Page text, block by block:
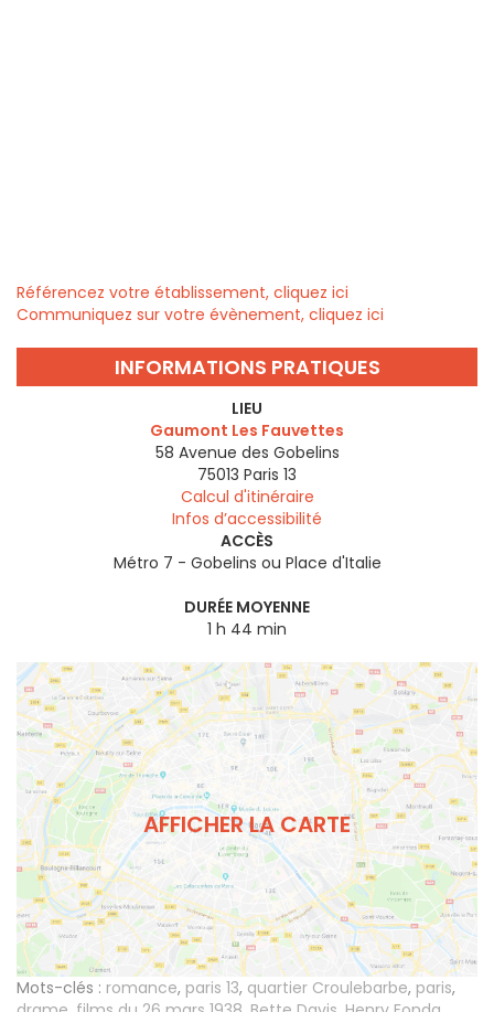
Référencez votre établissement, cliquez ici
Communiquez sur votre évènement, cliquez ici
INFORMATIONS PRATIQUES
LIEU
Gaumont Les Fauvettes
58 Avenue des Gobelins
75013 Paris 13
Calcul d'itinéraire
Infos d’accessibilité
ACCÈS
Métro 7 - Gobelins ou Place d'Italie
DURÉE MOYENNE
1 h 44 min
AFFICHER LA CARTE
Mots-clés : romance, paris 13, quartier Croulebarbe, paris,